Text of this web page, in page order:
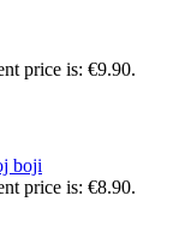
price is: €9.90.
boji
price is: €8.90.